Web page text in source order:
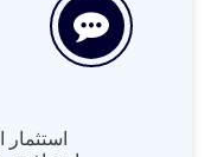
استثمار